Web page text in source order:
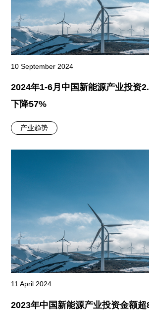
10 September 2024
2024年1-6月中国新能源产业投资
下降57%
产业趋势
11 April 2024
2023年中国新能源产业投资金额超